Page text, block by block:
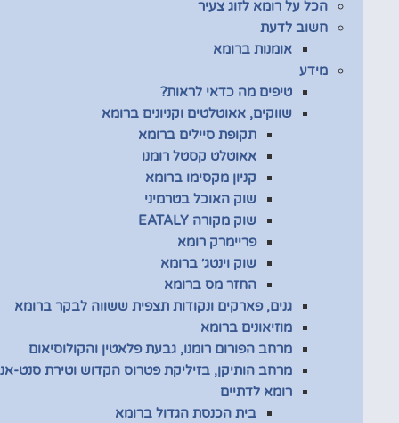
הכל על רומא לזוג צעיר
חשוב לדעת
אומנות ברומא
מידע
טיפים מה כדאי לראות?
שווקים, אאוטלטים וקניונים ברומא
תקופת סיילים ברומא
אאוטלט קסטל רומנו
קניון מקסימו ברומא
שוק האוכל בטרמיני
שוק מקורה EATALY
פריימרק רומא
שוק וינטג׳ ברומא
החזר מס ברומא
גנים, פארקים ונקודות תצפית ששווה לבקר ברומא
מוזיאונים ברומא
מרחב הפורום רומנו, גבעת פלאטין והקולוסיאום
מרחב הותיקן, בזיליקת פטרוס הקדוש וטירת סנט-
רומא לדתיים
בית הכנסת הגדול ברומא